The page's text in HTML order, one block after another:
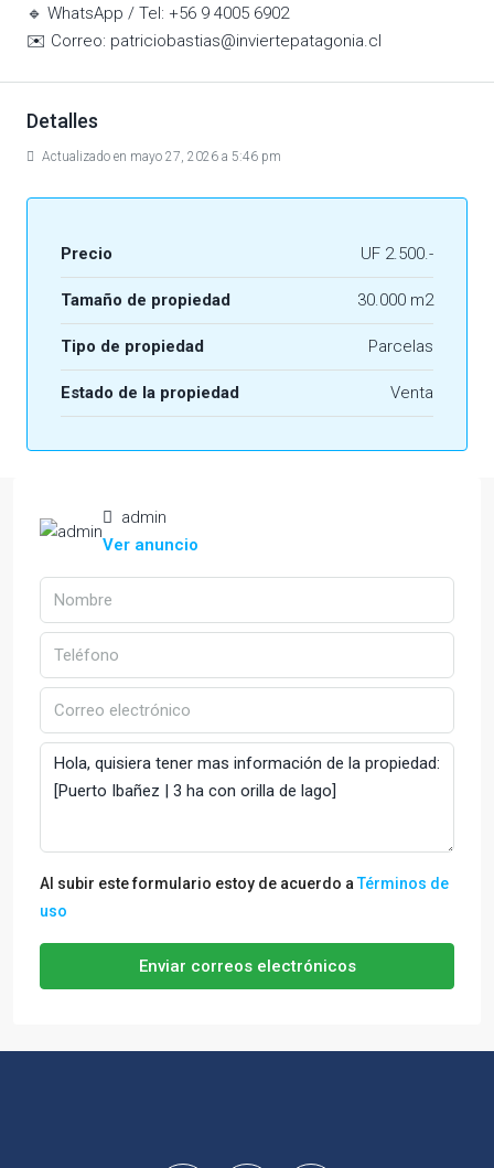
🔹 WhatsApp / Tel: +56 9 4005 6902
✉️ Correo: patriciobastias@inviertepatagonia.cl
Detalles
Actualizado en mayo 27, 2026 a 5:46 pm
Precio UF 2.500.-
Tamaño de propiedad 30.000 m2
Tipo de propiedad Parcelas
Estado de la propiedad Venta
admin
Ver anuncio
Al subir este formulario estoy de acuerdo aTérminos de
uso
Enviar correos electrónicos